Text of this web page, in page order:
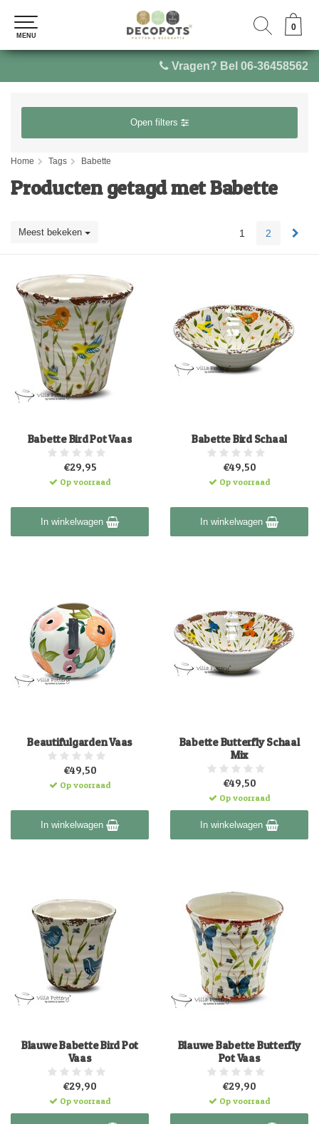
Vragen? Bel 06-36458562
0
MENU
0
MENU
Open filters
Home Tags Babette
Producten getagd met Babette
Meest bekeken 1 2
Babette Bird Pot Vaas
€29,95
Op voorraad
In winkelwagen
Babette Bird Schaal
€49,50
Op voorraad
In winkelwagen
Beautifulgarden Vaas
€49,50
Op voorraad
In winkelwagen
Babette Butterfly Schaal
Mix
€49,50
Op voorraad
In winkelwagen
Blauwe Babette Bird Pot
Vaas
€29,90
Op voorraad
Blauwe Babette Butterfly
Pot Vaas
€29,90
Op voorraad